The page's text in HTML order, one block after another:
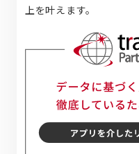
上を叶えます。